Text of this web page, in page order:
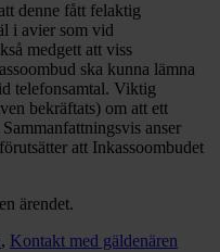
denne fått felaktig
i avier som vid
medgett att viss
ska kunna lämna
telefonsamtal. Viktig
bekräftats) om att ett
anser
att Inkassoombudet
ärendet.
, Kontakt med gäldenären